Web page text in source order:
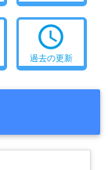
access_time
過去の更新